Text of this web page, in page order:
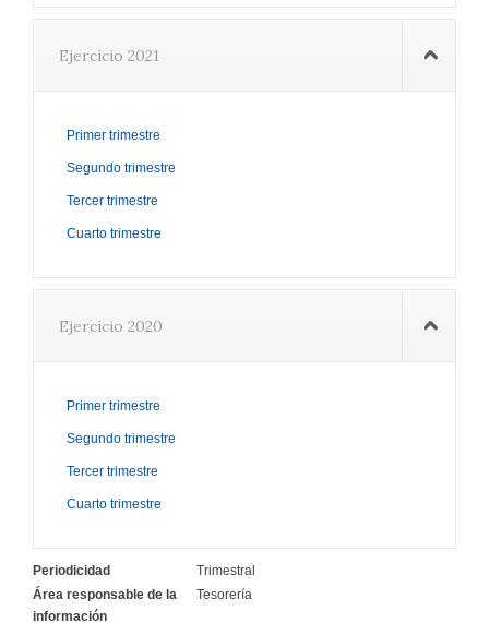
Ejercicio 2021
Primer trimestre
Segundo trimestre
Tercer trimestre
Cuarto trimestre
Ejercicio 2020
Primer trimestre
Segundo trimestre
Tercer trimestre
Cuarto trimestre
Periodicidad
Trimestral
Área responsable de la
información
Tesorería